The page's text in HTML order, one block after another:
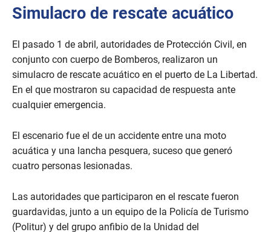
Simulacro de rescate acuático
El pasado 1 de abril, autoridades de Protección Civil, en
conjunto con cuerpo de Bomberos, realizaron un
simulacro de rescate acuático en el puerto de La Libertad.
En el que mostraron su capacidad de respuesta ante
cualquier emergencia.
El escenario fue el de un accidente entre una moto
acuática y una lancha pesquera, suceso que generó
cuatro personas lesionadas.
Las autoridades que participaron en el rescate fueron
guardavidas, junto a un equipo de la Policía de Turismo
(Politur) y del grupo anfibio de la Unidad del